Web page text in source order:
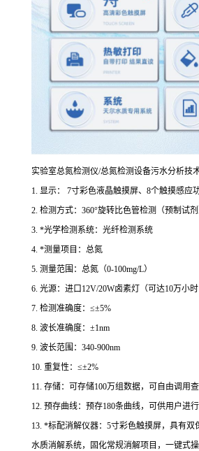
实验室总氮检测仪/总氮检测设备污水分析技术
1. 显示： 7寸彩色液晶触摸屏、8个触摸感应
2. 检测方式：360°旋转比色管检测（预制试剂
3. *光学检测系统：光纤检测系统
4. *测量项目：总氮
5. 测量范围：总氮（0-100mg/L）
6. 光源：进口12V/20W卤素灯（可达10万小时
7. 检测准确度：≤±5%
8. 波长准确度：±1nm
9. 波长范围：340-900nm
10. 重复性：≤±2%
11. 存储：可存储100万组数据，可自由调用
12. 预存曲线：预存180条曲线，可供用户进
13. *标配消解仪器：5寸彩色触摸屏，具有双
水质消解系统，固化常规消解项目，一键式